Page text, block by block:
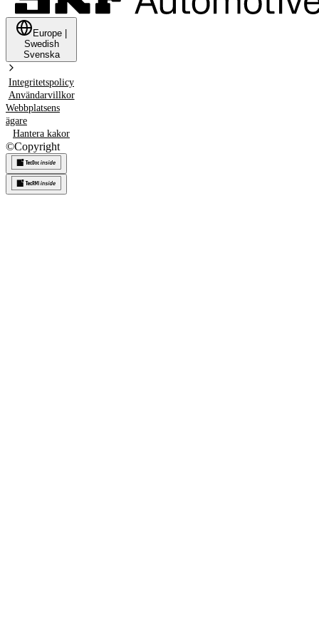
Europe
Swedish
Svenska
Integritetspolicy
Användarvillkor
Webbplatsens
ägare
Hantera kakor
©Copyright